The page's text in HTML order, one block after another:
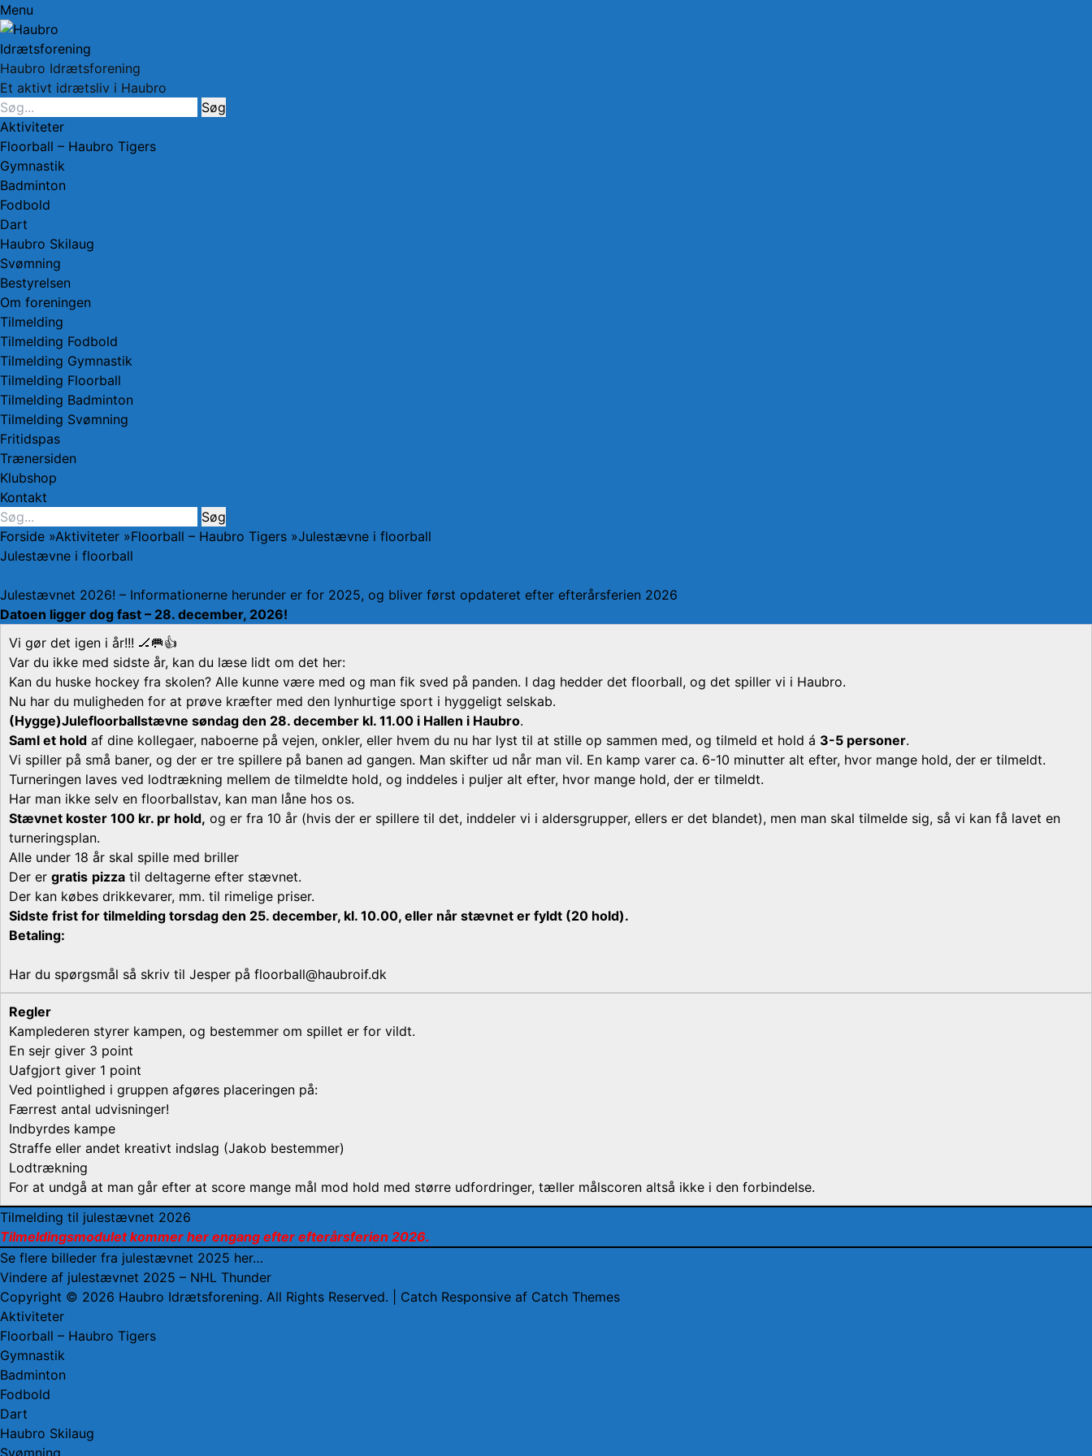
Menu
Haubro Idrætsforening
Et aktivt idrætsliv i Haubro
Søg
efter:
Facebook
Primær
Menu
Spring
til
indhold
Aktiviteter
Floorball – Haubro Tigers
Gymnastik
Badminton
Fodbold
Dart
Haubro Skilaug
Svømning
Bestyrelsen
Om foreningen
Tilmelding
Tilmelding Fodbold
Tilmelding Gymnastik
Tilmelding Floorball
Tilmelding Badminton
Tilmelding Svømning
Fritidspas
Trænersiden
Klubshop
Kontakt
Søg
Søg
efter:
Forside »Aktiviteter »Floorball – Haubro Tigers »Julestævne i floorball
Julestævne i floorball
Julestævnet 2026! – Informationerne herunder er for 2025, og bliver først opdateret efter efterårsferien 2026
Datoen ligger dog fast – 28. december, 2026!
Vi gør det igen i år!!! 🏒🥅👍
Var du ikke med sidste år, kan du læse lidt om det her:
Kan du huske hockey fra skolen? Alle kunne være med og man fik sved på panden. I dag hedder det floorball, og det spiller vi i Haubro.
Nu har du muligheden for at prøve kræfter med den lynhurtige sport i hyggeligt selskab.
(Hygge)Julefloorballstævne søndag den 28. december kl. 11.00 i Hallen i Haubro.
Saml et hold af dine kollegaer, naboerne på vejen, onkler, eller hvem du nu har lyst til at stille op sammen med, og tilmeld et hold á 3-5 personer.
Vi spiller på små baner, og der er tre spillere på banen ad gangen. Man skifter ud når man vil. En kamp varer ca. 6-10 minutter alt efter, hvor mange hold, der er tilmeldt.
Turneringen laves ved lodtrækning mellem de tilmeldte hold, og inddeles i puljer alt efter, hvor mange hold, der er tilmeldt.
Har man ikke selv en floorballstav, kan man låne hos os.
Stævnet koster 100 kr. pr hold, og er fra 10 år (hvis der er spillere til det, inddeler vi i aldersgrupper, ellers er det blandet), men man skal tilmelde sig, så vi kan få lavet en
turneringsplan.
Alle under 18 år skal spille med briller
Der er gratis pizza til deltagerne efter stævnet.
Der kan købes drikkevarer, mm. til rimelige priser.
Sidste frist for tilmelding torsdag den 25. december, kl. 10.00, eller når stævnet er fyldt (20 hold).
Betaling:
Har du spørgsmål så skriv til Jesper på floorball@haubroif.dk
Regler
Kamplederen styrer kampen, og bestemmer om spillet er for vildt.
En sejr giver 3 point
Uafgjort giver 1 point
Ved pointlighed i gruppen afgøres placeringen på:
Færrest antal udvisninger!
Indbyrdes kampe
Straffe eller andet kreativt indslag (Jakob bestemmer)
Lodtrækning
For at undgå at man går efter at score mange mål mod hold med større udfordringer, tæller målscoren altså ikke i den forbindelse.
Tilmelding til julestævnet 2026
Tilmeldingsmodulet kommer her engang efter efterårsferien 2026.
Se flere billeder fra julestævnet 2025 her…
Vindere af julestævnet 2025 – NHL Thunder
Copyright © 2026 Haubro Idrætsforening. All Rights Reserved. | Catch Responsive af Catch Themes
Rul
op
Aktiviteter
Floorball – Haubro Tigers
Gymnastik
Badminton
Fodbold
Dart
Haubro Skilaug
Svømning